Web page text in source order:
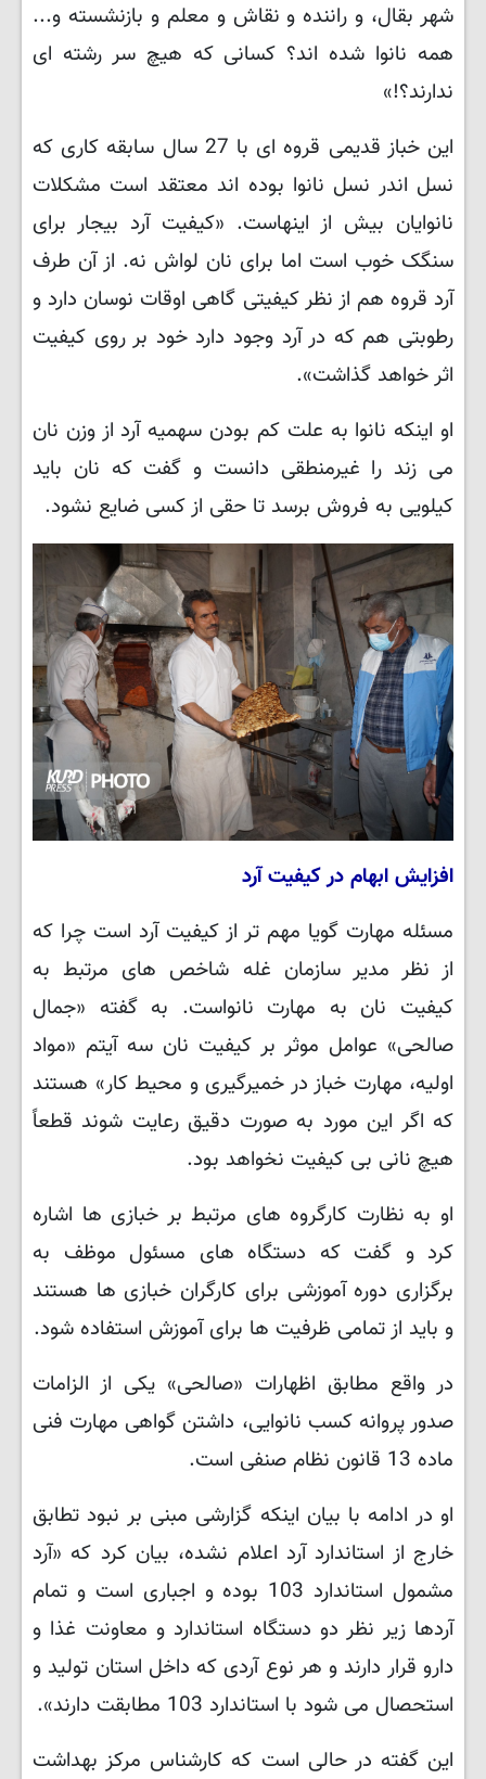
شهر بقال، و راننده و نقاش و معلم و بازنشسته و...
همه نانوا شده اند؟ کسانی که هیچ سر رشته ای
ندارند؟!»
این خباز قدیمی قروه ای با 27 سال سابقه کاری که
نسل اندر نسل نانوا بوده اند معتقد است مشکلات
نانوایان بیش از اینهاست. «کیفیت آرد بیجار برای
سنگک خوب است اما برای نان لواش نه. از آن طرف
آرد قروه هم از نظر کیفیتی گاهی اوقات نوسان دارد و
رطوبتی هم که در آرد وجود دارد خود بر روی کیفیت
اثر خواهد گذاشت».
او اینکه نانوا به علت کم بودن سهمیه آرد از وزن نان
می زند را غیرمنطقی دانست و گفت که نان باید
کیلویی به فروش برسد تا حقی از کسی ضایع نشود.
افزایش ابهام در کیفیت آرد
مسئله مهارت گویا مهم تر از کیفیت آرد است چرا که
از نظر مدیر سازمان غله شاخص های مرتبط به
کیفیت نان به مهارت نانواست. به گفته «جمال
صالحی» عوامل موثر بر کیفیت نان سه آیتم «مواد
اولیه، مهارت خباز در خمیرگیری و محیط کار» هستند
که اگر این مورد به صورت دقیق رعایت شوند قطعاً
هیچ نانی بی کیفیت نخواهد بود.
او به نظارت کارگروه های مرتبط بر خبازی ها اشاره
کرد و گفت که دستگاه های مسئول موظف به
برگزاری دوره آموزشی برای کارگران خبازی ها هستند
و باید از تمامی ظرفیت ها برای آموزش استفاده شود.
در واقع مطابق اظهارات «صالحی» یکی از الزامات
صدور پروانه کسب نانوایی، داشتن گواهی مهارت فنی
ماده 13 قانون نظام صنفی است.
او در ادامه با بیان اینکه گزارشی مبنی بر نبود تطابق
خارج از استاندارد آرد اعلام نشده، بیان کرد که «آرد
مشمول استاندارد 103 بوده و اجباری است و تمام
آردها زیر نظر دو دستگاه استاندارد و معاونت غذا و
دارو قرار دارند و هر نوع آردی که داخل استان تولید و
استحصال می شود با استاندارد 103 مطابقت دارند».
این گفته در حالی است که کارشناس مرکز بهداشت